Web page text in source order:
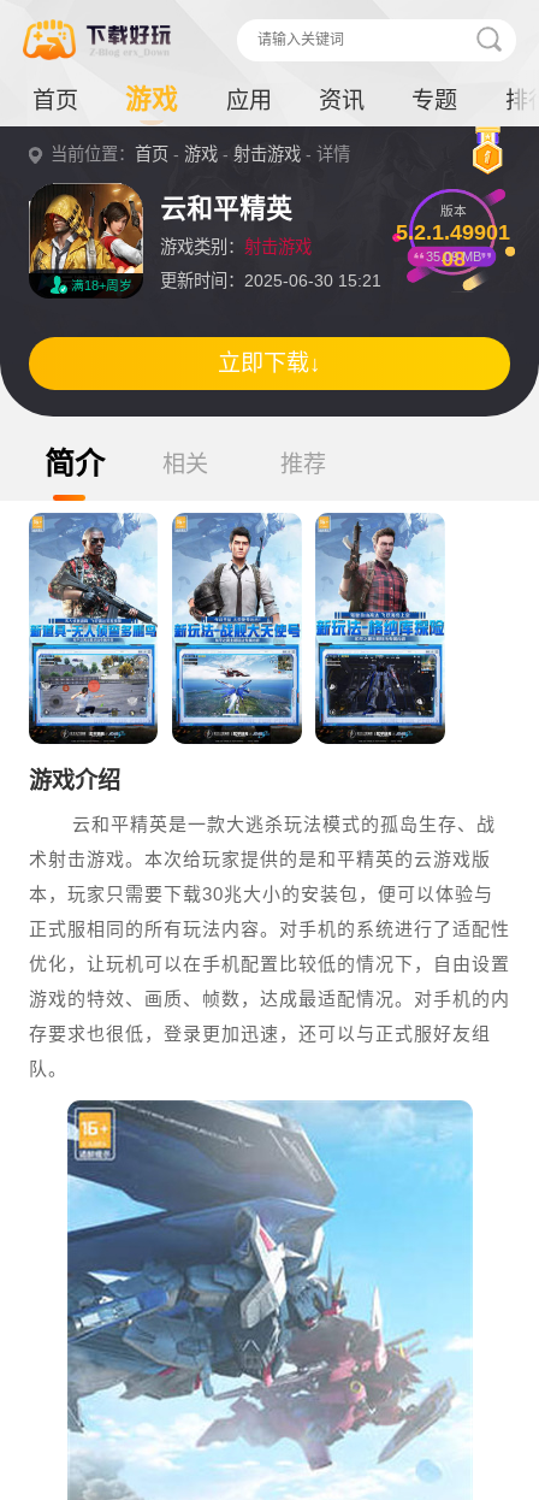
首页 游戏 应用 资讯 专题 排
当前位置：首页 -游戏 -射击游戏 - 详情
满18+周岁
云和平精英
游戏类别： 射击游戏
更新时间：2025-06-30 15:21
版本
5.2.1.49901
08
35.09 MB
立即下载↓
简介 相关 推荐
游戏介绍
云和平精英是一款大逃杀玩法模式的孤岛生存、战
术射击游戏。本次给玩家提供的是和平精英的云游戏版
本，玩家只需要下载30兆大小的安装包，便可以体验与
正式服相同的所有玩法内容。对手机的系统进行了适配性
优化，让玩机可以在手机配置比较低的情况下，自由设置
游戏的特效、画质、帧数，达成最适配情况。对手机的内
存要求也很低，登录更加迅速，还可以与正式服好友组
队。